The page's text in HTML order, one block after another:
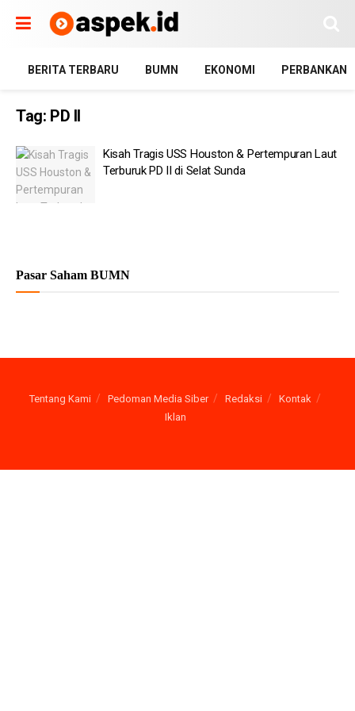
BERITA TERBARU BUMN EKONOMI PERBANKAN
Tag: PD II
Kisah Tragis USS Houston & Pertempuran Laut
Terburuk PD II di Selat Sunda
Pasar Saham BUMN
Tentang Kami Pedoman Media Siber Redaksi
Kontak
Iklan